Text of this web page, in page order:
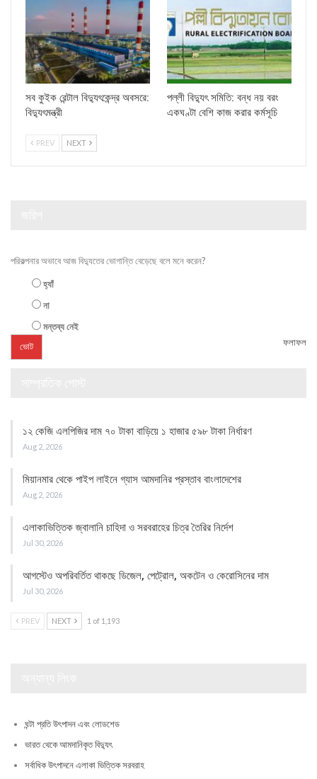
সব কুইক রেন্টাল বিদ্যুৎকেন্দ্র অবসরে:
বিদ্যুৎমন্ত্রী
পল্লী বিদ্যুৎ সমিতি: বন্ধ নয় বরং
একঘণ্টা বেশি কাজ করার কর্মসূচি
PREV NEXT
পরিকল্পনার অভাবে আজ বিদ্যুতের ভোগান্তি বেড়েছে বলে মনে করেন?
হ্যাঁ
না
মন্তব্য নেই
ফলাফল
১২ কেজি এলপিজির দাম ৭০ টাকা বাড়িয়ে ১ হাজার ৫৯৮ টাকা নির্ধারণ
Aug 2, 2026
মিয়ানমার থেকে পাইপ লাইনে গ্যাস আমদানির প্রস্তাব বাংলাদেশের
Aug 2, 2026
এলাকাভিত্তিক জ্বালানি চাহিদা ও সরবরাহের চিত্র তৈরির নির্দেশ
Jul 30, 2026
আগস্টেও অপরিবর্তিত থাকছে ডিজেল, পেট্রোল, অকটেন ও কেরোসিনের দাম
Jul 30, 2026
PREV NEXT 1 of 1,193
ঘন্টা প্রতি উৎপাদন এবং লোডশেড
ভারত থেকে আমদানিকৃত বিদ্যুৎ
সর্বাধিক উৎপাদনে এলাকা ভিত্তিক সরবরাহ